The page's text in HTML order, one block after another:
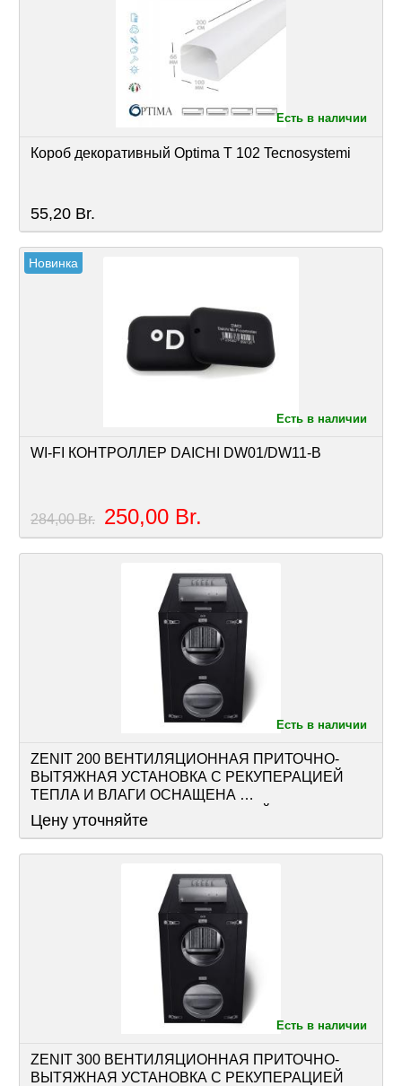
Есть в наличии
Короб декоративный Optima T 102 Tecnosystemi
55,20 Br.
Новинка
Есть в наличии
WI-FI КОНТРОЛЛЕР DAICHI DW01/DW11-B
284,00 Br. 250,00 Br.
Есть в наличии
ZENIT 200 ВЕНТИЛЯЦИОННАЯ ПРИТОЧНО-
ВЫТЯЖНАЯ УСТАНОВКА С РЕКУПЕРАЦИЕЙ
ТЕПЛА И ВЛАГИ ОСНАЩЕНА
РЕКУПЕРАТОРОМ, АВТОМАТИКОЙ
Цену уточняйте
Есть в наличии
ZENIT 300 ВЕНТИЛЯЦИОННАЯ ПРИТОЧНО-
ВЫТЯЖНАЯ УСТАНОВКА С РЕКУПЕРАЦИЕЙ